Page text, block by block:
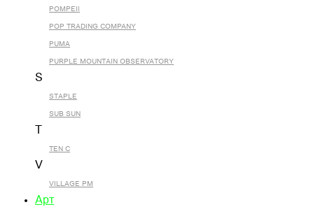
POMPEII
POP TRADING COMPANY
PUMA
PURPLE MOUNTAIN OBSERVATORY
S
STAPLE
SUB SUN
TEN C
V
VILLAGE PM
Арт